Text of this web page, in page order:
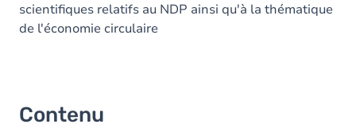
scientifiques relatifs au NDP ainsi qu'à la thématique
de l'économie circulaire
Contenu